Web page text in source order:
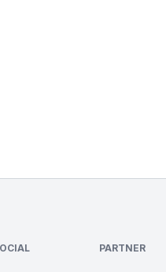
PARTNER